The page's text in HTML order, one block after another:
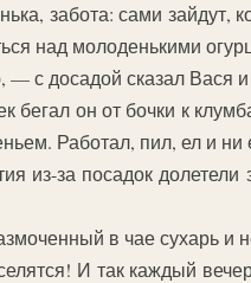
забота: сами зайдут,
над молоденькими
с досадой сказал Вася
бегал он от бочки к
Работал, пил, ел и
из-за посадок
в чае сухарь и
И так каждый